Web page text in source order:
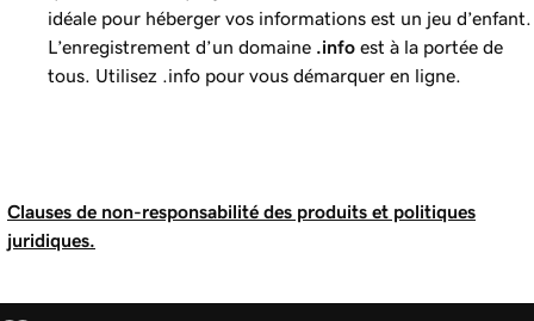
idéale pour héberger vos informations est un jeu d’enfant.
L’enregistrement d’un domaine .info est à la portée de
tous. Utilisez .info pour vous démarquer en ligne.
Clauses de non-responsabilité des produits et politiques
juridiques.